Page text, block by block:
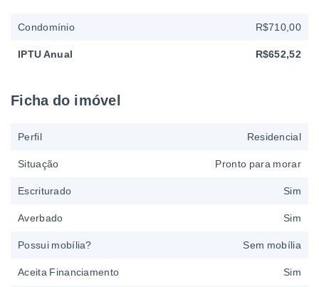
Condomínio R$710,00
IPTU Anual R$652,52
Ficha do imóvel
Perfil Residencial
Situação Pronto para morar
Escriturado Sim
Averbado Sim
Possui mobília? Sem mobília
Aceita Financiamento Sim